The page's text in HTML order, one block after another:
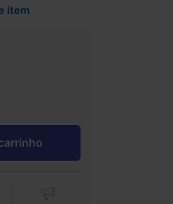
item